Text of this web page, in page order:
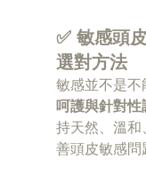
✅ 敏感頭
選對方法
敏感並不是不
呵護與針對性
持天然、溫和
善頭皮敏感問